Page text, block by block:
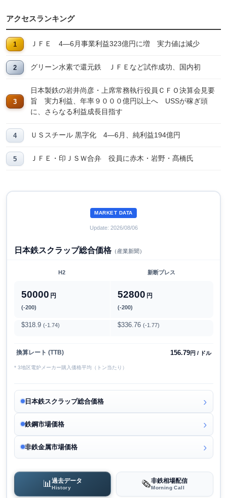
アクセスランキング
ＪＦＥ 4―6月事業利益323億円に増 実力値は減少
グリーン水素で還元鉄 ＪＦＥなど試作成功、国内初
日本製鉄の岩井尚彦・上席常務執行役員ＣＦＯ決算会見要
旨 実力利益、年率９０００億円以上へ USSが稼ぎ頭
に、さらなる利益成長目指す
ＵＳスチール 黒字化 4―6月、純利益194億円
ＪＦＥ・印ＪＳＷ合弁 役員に赤木・岩野・髙橋氏
MARKET DATA
Update: 2026/08/06
日本鉄スクラップ総合価格（産業新聞）
H2 新断プレス
50000 円
(-200)
52800 円
(-200)
$318.9 (-1.74) $336.76 (-1.77)
換算レート (TTB) 156.79円 / ドル
* 3地区電炉メーカー購入価格平均（トン当たり）
日本鉄スクラップ総合価格
鉄鋼市場価格
非鉄金属市場価格
📊過去データ
History 🗞️非鉄相場配信
Morning Call